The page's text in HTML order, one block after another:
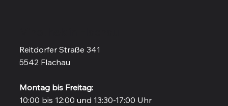
Reitdorfer Straße 341
5542 Flachau
Montag bis Freitag:
10:00 bis 12:00 und 13:30-17:00 Uhr